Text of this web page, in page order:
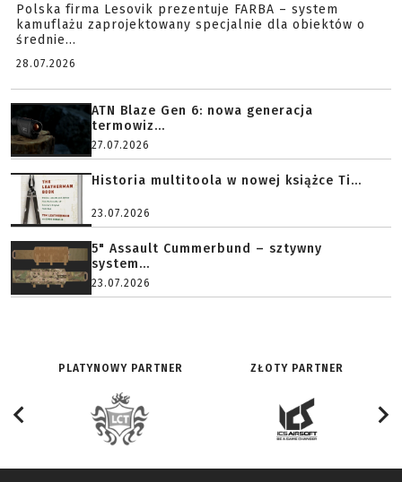
Polska firma Lesovik prezentuje FARBA – system
kamuflażu zaprojektowany specjalnie dla obiektów o
średnie...
28.07.2026
ATN Blaze Gen 6: nowa generacja
termowiz...
27.07.2026
Historia multitoola w nowej książce Ti...
23.07.2026
5" Assault Cummerbund – sztywny
system...
23.07.2026
PLATYNOWY PARTNER ZŁOTY PARTNER